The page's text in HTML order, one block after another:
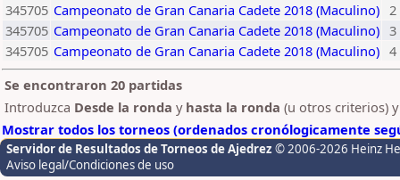
345705 Campeonato de Gran Canaria Cadete 2018 (Maculino) 2
345705 Campeonato de Gran Canaria Cadete 2018 (Maculino) 3
345705 Campeonato de Gran Canaria Cadete 2018 (Maculino) 4
Se encontraron 20 partidas
Introduzca Desde la ronda y hasta la ronda (u otros criterios)
Mostrar todos los torneos (ordenados cronólogicamente
Servidor de Resultados de Torneos de Ajedrez © 2006-2026 Heinz
Aviso legal/Condiciones de uso